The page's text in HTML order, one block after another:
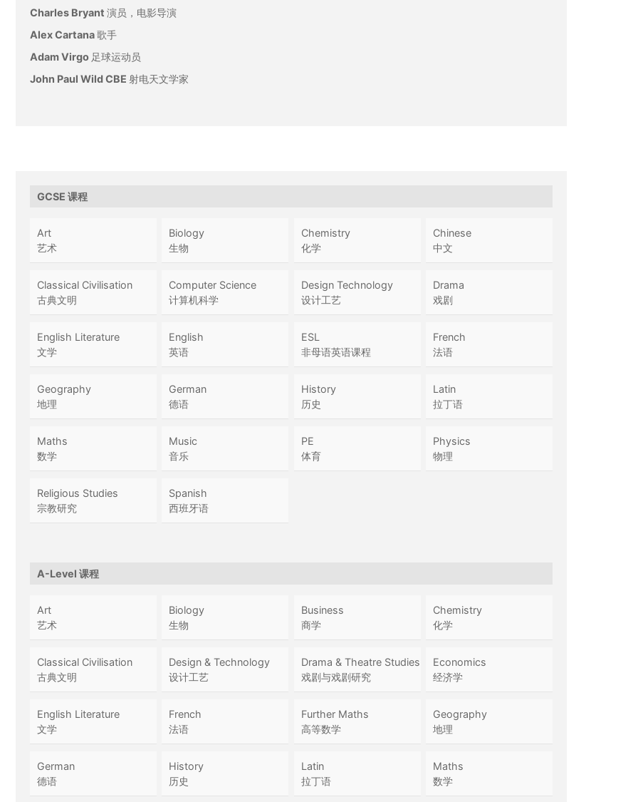
Charles Bryant 演员，电影导演
Alex Cartana歌手
Adam Virgo 足球运动员
John Paul Wild CBE 射电天文学家
GCSE 课程
Art
艺术
Biology
生物
Chemistry
化学
Chinese
中文
Classical Civilisation
古典文明
Computer Science
计算机科学
Design Technology
设计工艺
Drama
戏剧
English Literature
文学
English
英语
ESL
非母语英语课程
French
法语
Geography
地理
German
德语
History
历史
Latin
拉丁语
Maths
数学
Music
音乐
PE
体育
Physics
物理
Religious Studies
宗教研究
Spanish
西班牙语
A-Level 课程
Art
艺术
Biology
生物
Business
商学
Chemistry
化学
Classical Civilisation
古典文明
Design & Technology
设计工艺
Drama & Theatre Studies
戏剧与戏剧研究
Economics
经济学
English Literature
文学
French
法语
Further Maths
高等数学
Geography
地理
German
德语
History
历史
Latin
拉丁语
Maths
数学